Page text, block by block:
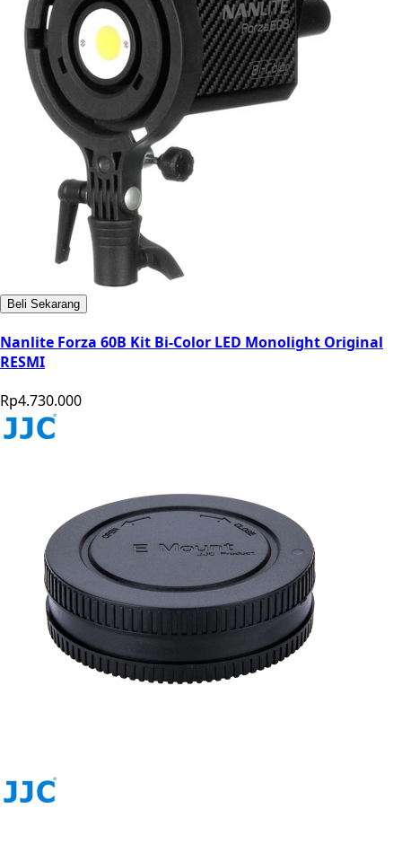
Beli Sekarang
Nanlite Forza 60B Kit Bi-Color LED Monolight Original
RESMI
Rp4.730.000